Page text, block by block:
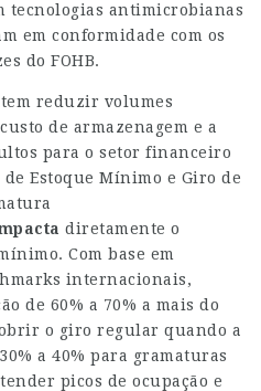
tecnologias antimicrobianas
em conformidade com os
do FOHB.
reduzir volumes
de armazenagem e a
para o setor financeiro
Estoque Mínimo e Giro de
diretamente o
Com base em
internacionais,
de 60% a 70% a mais do
o giro regular quando a
a 40% para gramaturas
picos de ocupação e